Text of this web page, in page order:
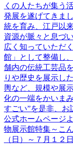
くの人たちが集う
発展を遂げてきま
統を育み、江戸以
資源が脈々と息づ
広く知っていただ
館」として整備し
舗内の伝統工芸品
りや歴史を展示し
輿など、規模や展
化の一端をかいま
すごい”を是非、お
公式ホームページ
物展示館特集～こ
（日）～７月１２